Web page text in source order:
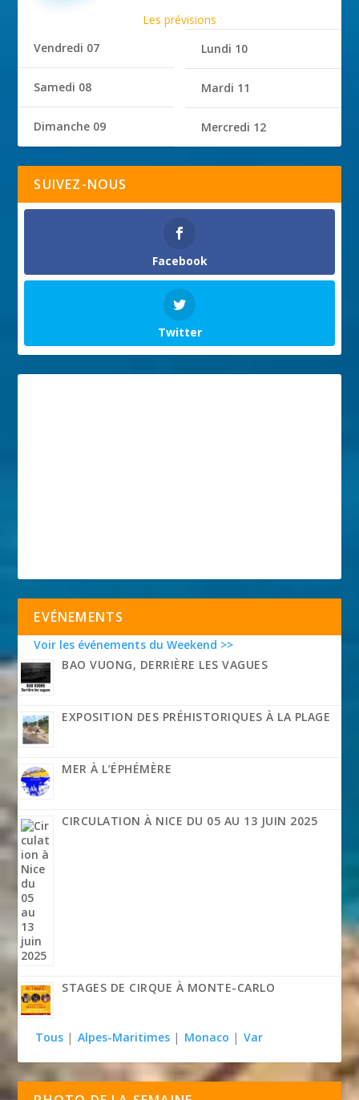
Les prévisions
Vendredi 07
Samedi 08
Dimanche 09
Lundi 10
Mardi 11
Mercredi 12
SUIVEZ-NOUS
Facebook
Twitter
EVÉNEMENTS
Voir les événements du Weekend >>
BAO VUONG, DERRIÈRE LES VAGUES
EXPOSITION DES PRÉHISTORIQUES À LA PLAGE
MER À L’ÉPHÉMÈRE
CIRCULATION À NICE DU 05 AU 13 JUIN 2025
STAGES DE CIRQUE À MONTE-CARLO
Tous | Alpes-Maritimes | Monaco | Var